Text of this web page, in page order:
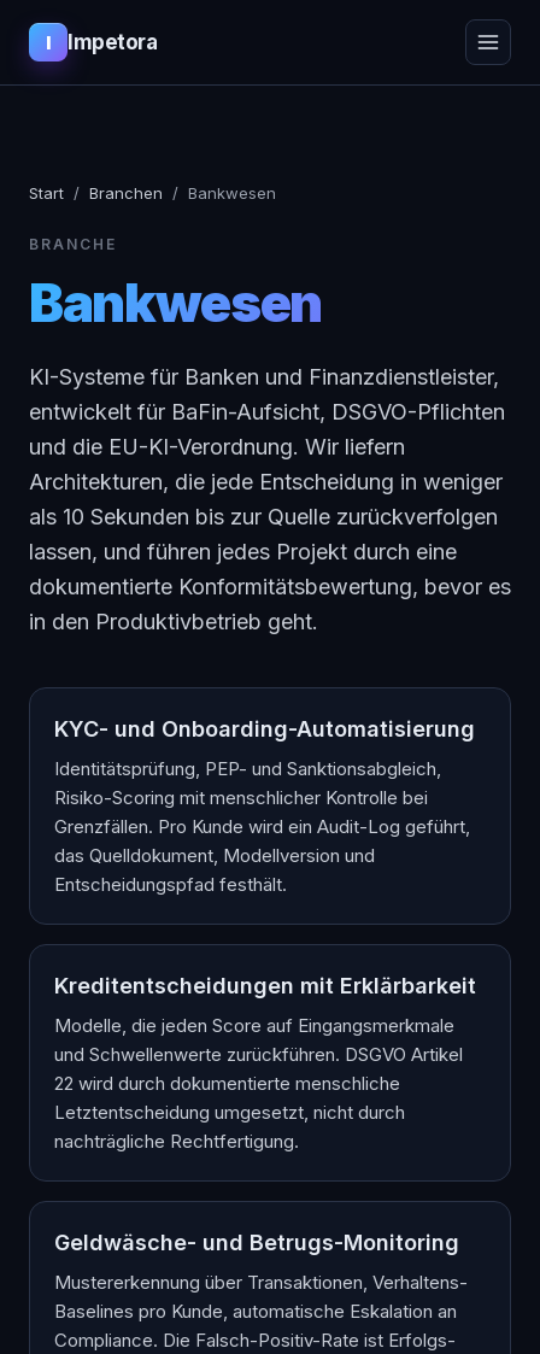
I Impetora
Start / Branchen / Bankwesen
BRANCHE
Bankwesen
KI-Systeme für Banken und Finanzdienstleister,
entwickelt für BaFin-Aufsicht, DSGVO-Pflichten
und die EU-KI-Verordnung. Wir liefern
Architekturen, die jede Entscheidung in weniger
als 10 Sekunden bis zur Quelle zurückverfolgen
lassen, und führen jedes Projekt durch eine
dokumentierte Konformitätsbewertung, bevor es
in den Produktivbetrieb geht.
KYC- und Onboarding-Automatisierung
Identitätsprüfung, PEP- und Sanktionsabgleich,
Risiko-Scoring mit menschlicher Kontrolle bei
Grenzfällen. Pro Kunde wird ein Audit-Log geführt,
das Quelldokument, Modellversion und
Entscheidungspfad festhält.
Kreditentscheidungen mit Erklärbarkeit
Modelle, die jeden Score auf Eingangsmerkmale
und Schwellenwerte zurückführen. DSGVO Artikel
22 wird durch dokumentierte menschliche
Letztentscheidung umgesetzt, nicht durch
nachträgliche Rechtfertigung.
Geldwäsche- und Betrugs-Monitoring
Mustererkennung über Transaktionen, Verhaltens-
Baselines pro Kunde, automatische Eskalation an
Compliance. Die Falsch-Positiv-Rate ist Erfolgs-